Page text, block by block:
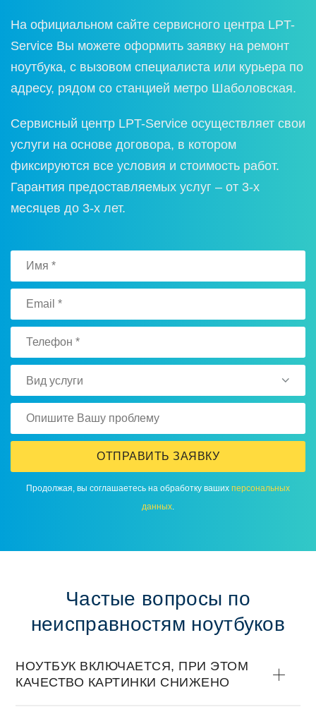
На официальном сайте сервисного центра LPT-
Service Вы можете оформить заявку на ремонт
ноутбука, с вызовом специалиста или курьера по
адресу, рядом со станцией метро Шаболовская.
Сервисный центр LPT-Service осуществляет свои
услуги на основе договора, в котором
фиксируются все условия и стоимость работ.
Гарантия предоставляемых услуг – от 3-х
месяцев до 3-х лет.
Вид услуги
ОТПРАВИТЬ ЗАЯВКУ
Продолжая, вы соглашаетесь на обработку ваших персональных
данных.
Частые вопросы по
неисправностям ноутбуков
НОУТБУК ВКЛЮЧАЕТСЯ, ПРИ ЭТОМ
КАЧЕСТВО КАРТИНКИ СНИЖЕНО